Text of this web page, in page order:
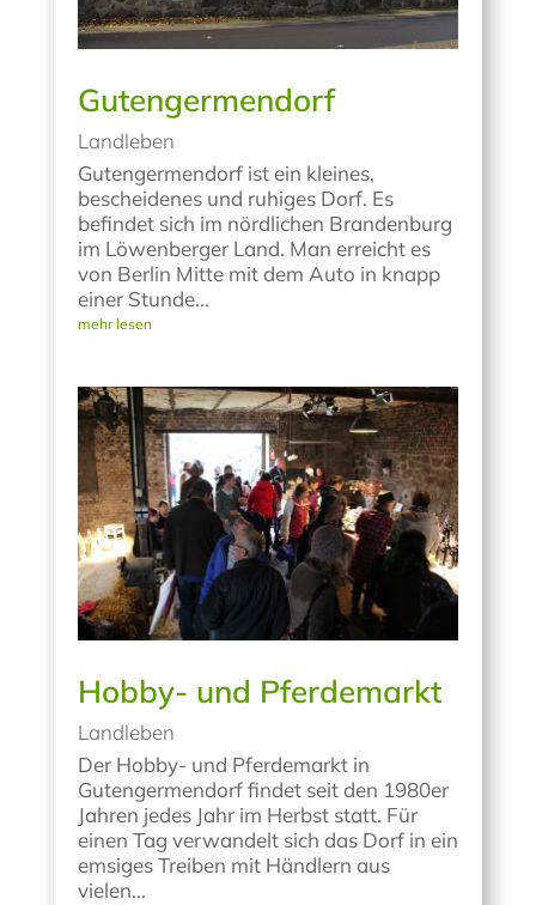
Gutengermendorf
Landleben
Gutengermendorf ist ein kleines,
bescheidenes und ruhiges Dorf. Es
befindet sich im nördlichen Brandenburg
im Löwenberger Land. Man erreicht es
von Berlin Mitte mit dem Auto in knapp
einer Stunde...
mehr lesen
Hobby- und Pferdemarkt
Landleben
Der Hobby- und Pferdemarkt in
Gutengermendorf findet seit den 1980er
Jahren jedes Jahr im Herbst statt. Für
einen Tag verwandelt sich das Dorf in ein
emsiges Treiben mit Händlern aus
vielen...